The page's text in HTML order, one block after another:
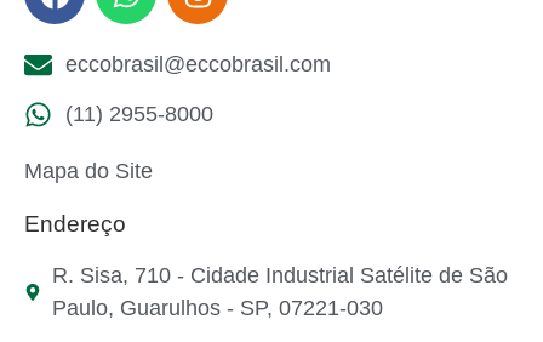
eccobrasil@eccobrasil.com
(11) 2955-8000
Mapa do Site
Endereço
R. Sisa, 710 - Cidade Industrial Satélite de São
Paulo, Guarulhos - SP, 07221-030